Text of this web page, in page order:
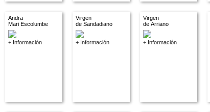
Andra
Mari Escolumbe
+ Información
Virgen
de Sandadiano
+ Información
Virgen
de Arriano
+ Información